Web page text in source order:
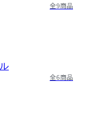
全9商品
全6商品